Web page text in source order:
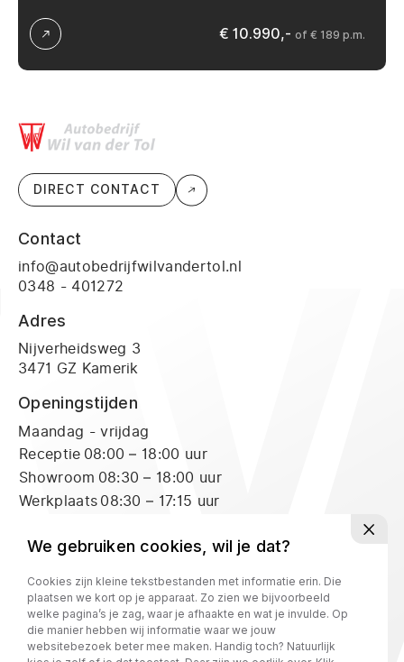
€ 10.990,- of € 189 p.m.
DIRECT CONTACT
Contact
info@autobedrijfwilvandertol.nl
0348 - 401272
Adres
Nijverheidsweg 3
3471 GZ Kamerik
Openingstijden
Maandag - vrijdag
Receptie 08:00 – 18:00 uur
Showroom 08:30 – 18:00 uur
Werkplaats08:30 – 17:15 uur
Receptie09:00 – 16:00 uur
Werkplaats 09:00 – 12:00 uur
Privacy policy
We gebruiken cookies, wil je dat?
Cookies zijn kleine tekstbestanden met informatie erin. Die
plaatsen we kort op je apparaat. Zo zien we bijvoorbeeld
welke pagina’s je zag, waar je afhaakte en wat je invulde. Op
die manier hebben wij informatie waar we jouw
websitebezoek beter mee maken. Handig toch? Natuurlijk